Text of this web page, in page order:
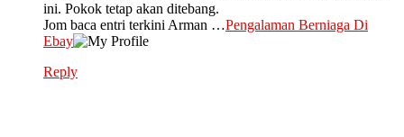
ini. Pokok tetap akan ditebang.
Jom baca entri terkini Arman …Pengalaman Berniaga Di
Ebay
Reply